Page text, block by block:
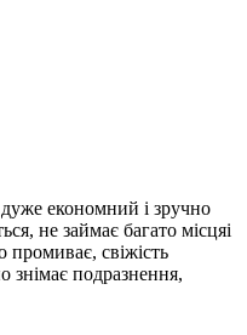
економний і зручно
не займає багато місцяі
промиває, свіжість
знімає подразнення,